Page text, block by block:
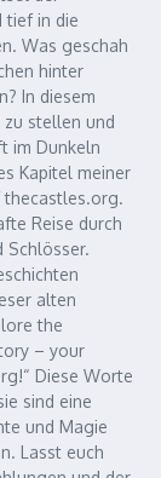
tief in die
Was geschah
hinter
In diesem
zu stellen und
im Dunkeln
Kapitel meiner
Reise durch
Schlösser.
alten
the
– your
Diese Worte
sind eine
und Magie
Lasst euch